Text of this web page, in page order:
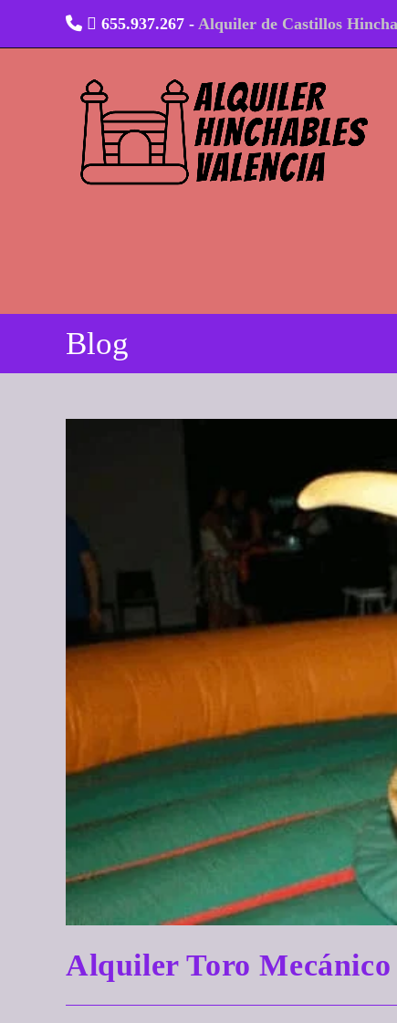
contenido
655.937.267 - Alquiler de Castillos
Blog
Alquiler Toro